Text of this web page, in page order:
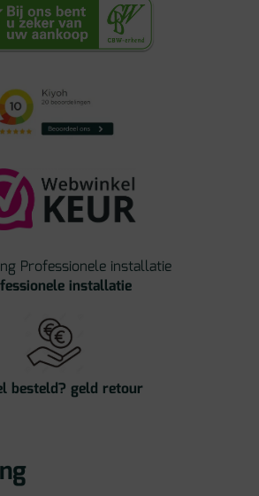
installatie
besteld? geld retour